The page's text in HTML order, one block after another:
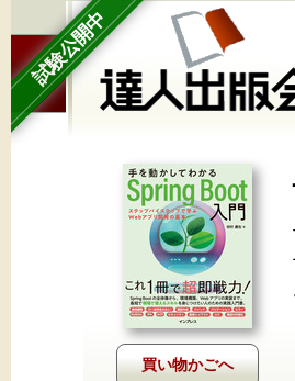
試験公開中